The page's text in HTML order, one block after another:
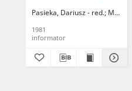
Pasieka, Dariusz - red.
1981
informator